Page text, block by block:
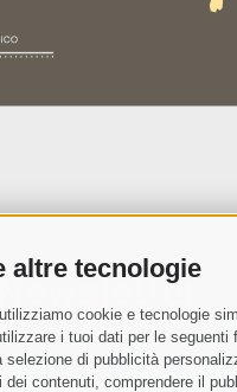
altre tecnologie
cookie e tecnologie
i tuoi dati per le
di pubblicità
contenuti, comprendere il